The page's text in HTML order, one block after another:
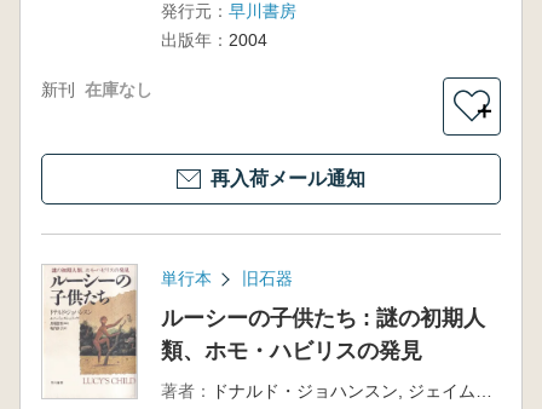
発行元： 早川書房
出版年： 2004
新刊 在庫なし
＋
再入荷メール通知
単行本 旧石器
ルーシーの子供たち : 謎の初期人
類、ホモ・ハビリスの発見
著者：